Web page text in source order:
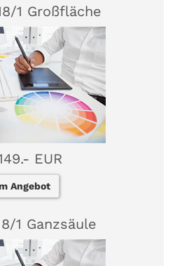
1 Großfläche
EUR
Angebot
1 Ganzsäule